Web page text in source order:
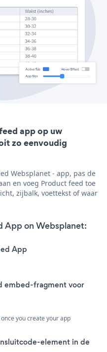
app op uw
zo eenvoudig
Websplanet - app, pas de
en voeg Product feed toe
zijbalk, voettekst of waar
App on Websplanet:
App
embed-fragment voor
you create your app
element in de